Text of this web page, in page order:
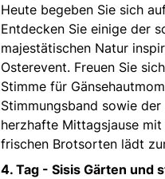
Heute begeben Sie sich
Entdecken Sie einige der
majestätischen Natur
Osterevent. Freuen Sie
Stimme für
Stimmungsband sowie
herzhafte Mittagsjause mit
frischen Brotsorten lädt
4. Tag - Sisis Gärten und